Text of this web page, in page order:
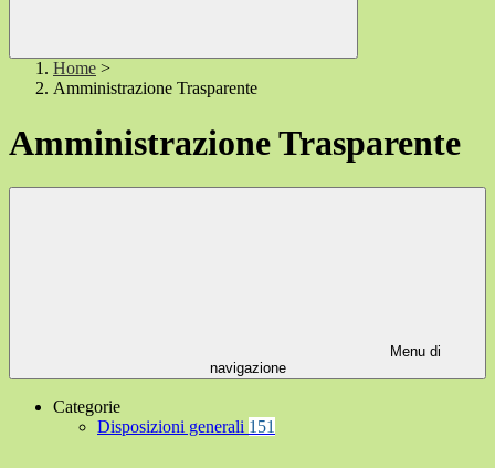
Home >
Amministrazione Trasparente
Amministrazione Trasparente
Menu di
navigazione
Categorie
Disposizioni generali 151